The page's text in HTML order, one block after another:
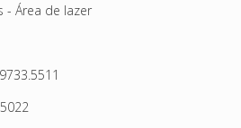
- Área de lazer